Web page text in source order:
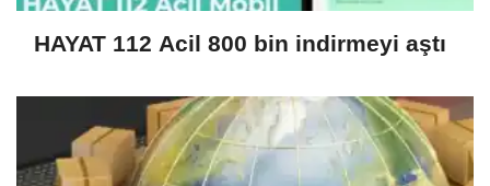
HAYAT 112 Acil 800 bin indirmeyi aştı